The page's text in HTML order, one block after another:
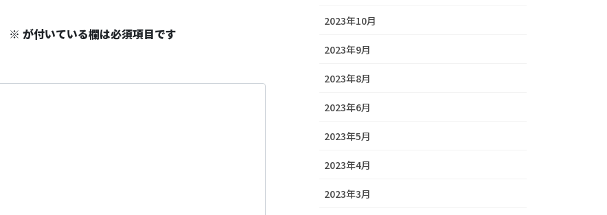
※ が付いている欄は必須項目です
2023年10月
2023年9月
2023年8月
2023年6月
2023年5月
2023年4月
2023年3月